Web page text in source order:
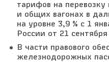
тарифов на
и общих вагонах в
на уровне 3,9 % с 1
России от 21
В части правового
железнодорожных